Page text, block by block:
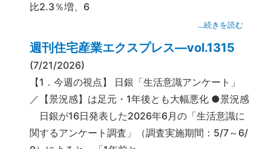
比2.3％増、6
…続きを読む
週刊住宅産業エクスプレス―vol.1315
(7/21/2026)
【1．今週の視点】 日銀「生活意識アンケート」
／【景況感】は足元・1年後とも大幅悪化 ●景況感
日銀が16日発表した2026年6月の「生活意識に
関するアンケート調査」（調査実施期間：5/7～6/